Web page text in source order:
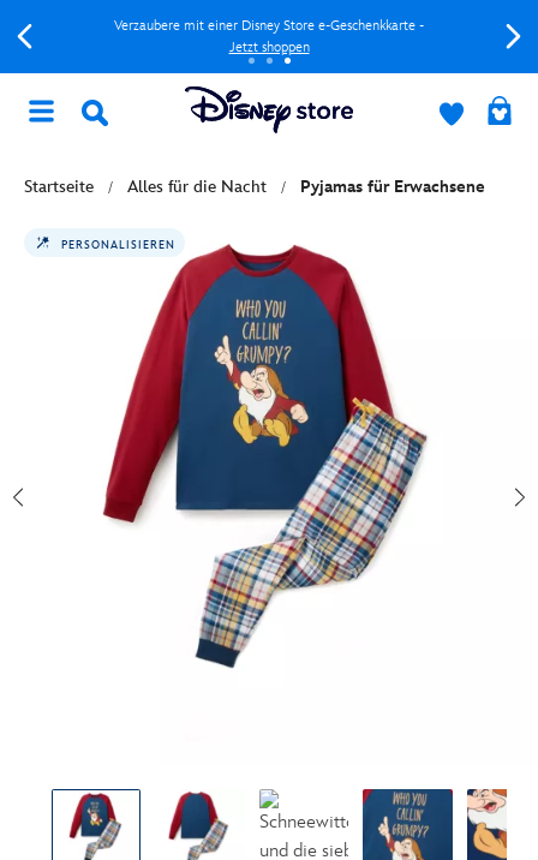
Verzaubere mit einer Disney Store e-Geschenkkarte -
Jetzt shoppen
Startseite Alles für die Nacht Pyjamas für Erwachsene
PERSONALISIEREN